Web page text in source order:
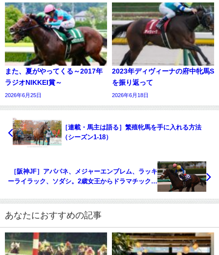
また、夏がやってくる～2017年
ラジオNIKKEI賞～
2026年6月25日
2023年ディヴィーナの府中牝馬S
を振り返って
2026年6月18日
［連載・馬主は語る］繁殖牝馬を手に入れる方法
（シーズン1-18）
［阪神JF］アパパネ、メジャーエンブレム、ラッキ
ーライラック、ソダシ。2歳女王からドラマチックな
あなたにおすすめの記事